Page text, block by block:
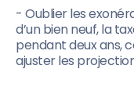
- Oublier les
d’un bien neuf, la
pendant deux ans,
ajuster les